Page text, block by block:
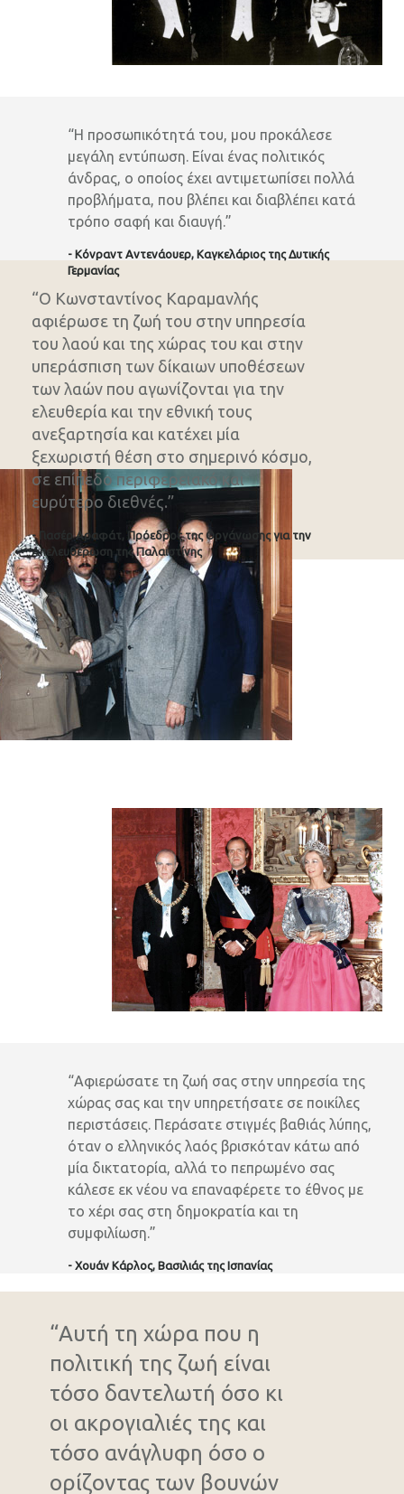
“Η προσωπικότητά του, μου προκάλεσε
μεγάλη εντύπωση. Είναι ένας πολιτικός
άνδρας, ο οποίος έχει αντιμετωπίσει πολλά
προβλήματα, που βλέπει και διαβλέπει κατά
τρόπο σαφή και διαυγή.”
- Κόνραντ Αντενάουερ, Καγκελάριος της Δυτικής
Γερμανίας
“Ο Κωνσταντίνος Καραμανλής
αφιέρωσε τη ζωή του στην υπηρεσία
του λαού και της χώρας του και στην
υπεράσπιση των δίκαιων υποθέσεων
των λαών που αγωνίζονται για την
ελευθερία και την εθνική τους
ανεξαρτησία και κατέχει μία
ξεχωριστή θέση στο σημερινό κόσμο,
σε επίπεδο περιφερειακό και
ευρύτερο διεθνές.”
- Γιασέρ Αραφάτ, Πρόεδρος της Οργάνωσης για την
Απελευθέρωση της Παλαιστίνης
“Αφιερώσατε τη ζωή σας στην υπηρεσία της
χώρας σας και την υπηρετήσατε σε ποικίλες
περιστάσεις. Περάσατε στιγμές βαθιάς λύπης,
όταν ο ελληνικός λαός βρισκόταν κάτω από
μία δικτατορία, αλλά το πεπρωμένο σας
κάλεσε εκ νέου να επαναφέρετε το έθνος με
το χέρι σας στη δημοκρατία και τη
συμφιλίωση.”
- Χουάν Κάρλος, Βασιλιάς της Ισπανίας
“Αυτή τη χώρα που η
πολιτική της ζωή είναι
τόσο δαντελωτή όσο κι
οι ακρογιαλιές της και
τόσο ανάγλυφη όσο ο
ορίζοντας των βουνών